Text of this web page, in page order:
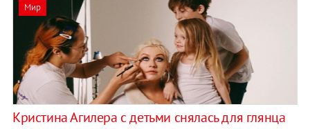
Мир
Кристина Агилера с детьми снялась для глянца